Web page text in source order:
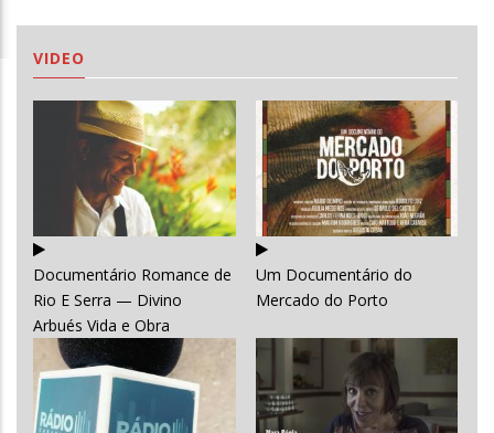
VIDEO
Documentário Romance de
Rio E Serra — Divino
Arbués Vida e Obra
Um Documentário do
Mercado do Porto